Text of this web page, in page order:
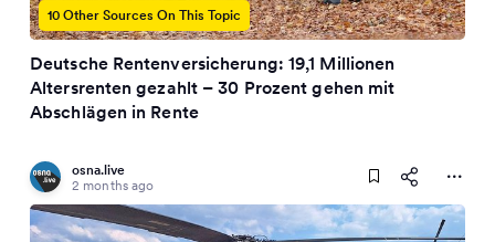
10 Other Sources On This Topic
Deutsche Rentenversicherung: 19,1 Millionen
Altersrenten gezahlt – 30 Prozent gehen mit
Abschlägen in Rente
osna.live
2 months ago